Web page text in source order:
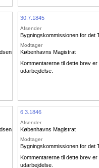
Museum
30.7.1845
Afsender
Bygningskommissionen for det
Modtager
Københavns Magistrat
Kommentarerne til dette brev er
udarbejdelse.
Museum
6.3.1846
Afsender
Københavns Magistrat
Modtager
Bygningskommissionen for det
Kommentarerne til dette brev er
udarbejdelse.